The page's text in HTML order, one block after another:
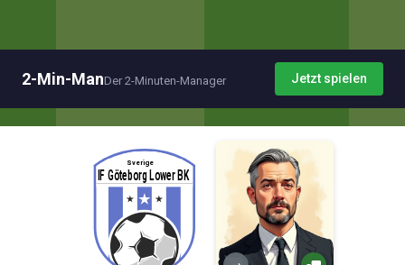
2-Min-ManDer 2-Minuten-Manager Jetzt spielen